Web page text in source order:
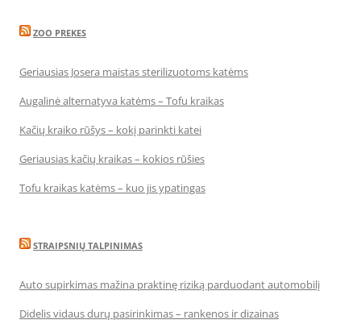
ZOO PREKES
Geriausias Josera maistas sterilizuotoms katėms
Augalinė alternatyva katėms – Tofu kraikas
Kačių kraiko rūšys – kokį parinkti katei
Geriausias kačių kraikas – kokios rūšies
Tofu kraikas katėms – kuo jis ypatingas
STRAIPSNIŲ TALPINIMAS
Auto supirkimas mažina praktinę riziką parduodant automobilį
Didelis vidaus durų pasirinkimas – rankenos ir dizainas